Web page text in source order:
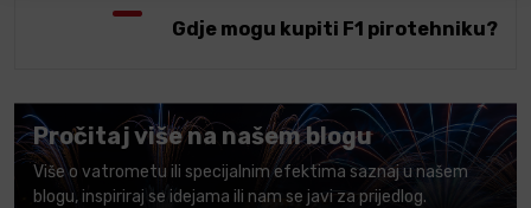
Gdje mogu kupiti F1 pirotehniku?
Pročitaj više na našem blogu
Više o vatrometu ili specijalnim efektima saznaj u našem
blogu, inspiriraj se idejama ili nam se javi za prijedlog.